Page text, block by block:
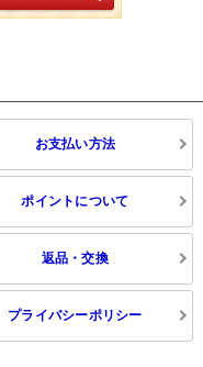
お支払い方法
ポイントについて
返品・交換
プライバシーポリシー